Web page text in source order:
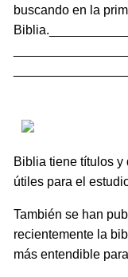
buscando en la
Biblia tiene títulos
útiles para el
También se han
recientemente la
más entendible